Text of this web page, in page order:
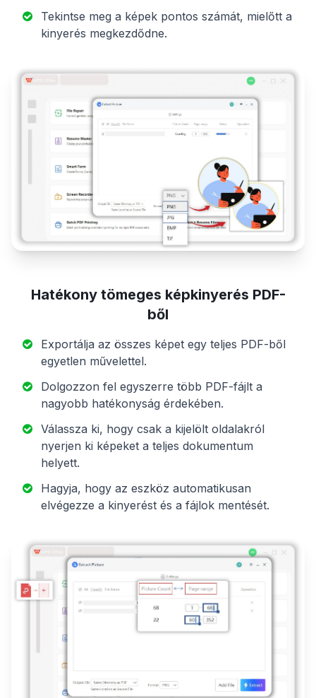
Tekintse meg a képek pontos számát, mielőtt a
kinyerés megkezdődne.
Hatékony tömeges képkinyerés PDF-
ből
Exportálja az összes képet egy teljes PDF-ből
egyetlen művelettel.
Dolgozzon fel egyszerre több PDF-fájlt a
nagyobb hatékonyság érdekében.
Válassza ki, hogy csak a kijelölt oldalakról
nyerjen ki képeket a teljes dokumentum
helyett.
Hagyja, hogy az eszköz automatikusan
elvégezze a kinyerést és a fájlok mentését.